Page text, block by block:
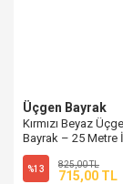
Üçgen Bayrak
Kırmızı Beyaz
Bayrak – 25 Metre
Vinil Süsleme
%13 825,00 TL
715,00 TL